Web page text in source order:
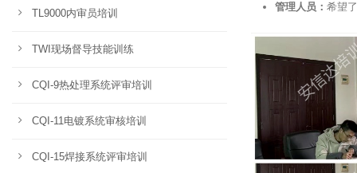
管理人员： 希望
TL9000内审员培训
TWI现场督导技能训练
CQI-9热处理系统评审培训
CQI-11电镀系统审核培训
CQI-15焊接系统评审培训